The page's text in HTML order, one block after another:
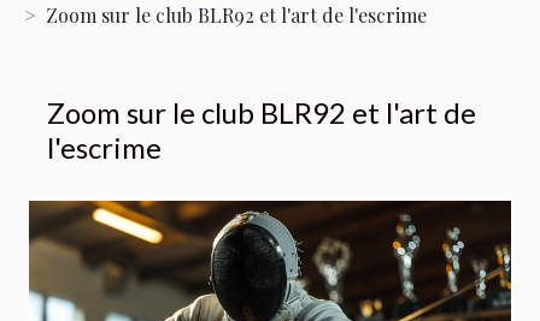
Zoom sur le club BLR92 et l'art de l'escrime
Zoom sur le club BLR92 et l'art de
l'escrime